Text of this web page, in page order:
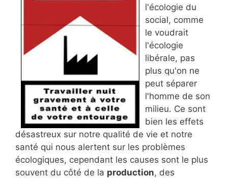
l'écologie du
social, comme
le voudrait
l'écologie
libérale, pas
plus qu'on ne
peut séparer
l'homme de son
milieu. Ce sont
bien les effets
désastreux sur notre qualité de vie et notre
santé qui nous alertent sur les problèmes
écologiques, cependant les causes sont le plus
souvent du côté de la production, des